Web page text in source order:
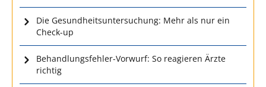
Die Gesundheitsuntersuchung: Mehr als nur ein
Check-up
Behandlungsfehler-Vorwurf: So reagieren Ärzte
richtig